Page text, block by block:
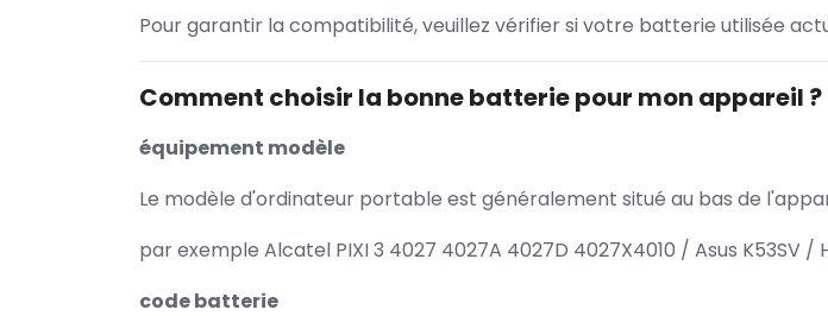
Pour garantir la compatibilité, veuillez vérifier si votre batterie utilisée
Comment choisir la bonne batterie pour mon appareil ?
équipement modèle
Le modèle d'ordinateur portable est généralement situé au bas de
par exemple Alcatel PIXI 3 4027 4027A 4027D 4027X4010 / Asus K53SV /
code batterie